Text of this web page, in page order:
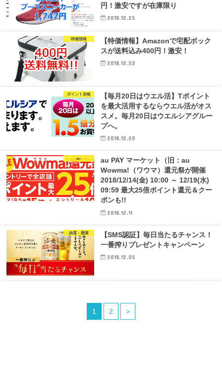
円！激安ですが在庫限り
2018.12.25
特価情報
【特価情報】Amazonで宅配ボック
スが送料込み400円！激安！
2018.12.22
ポイント攻略
【毎月20日はウエル活】Tポイント
を最大活用するならウエル活がオス
スメ。毎月20日はウエルシアグルー
プへ。
2018.12.20
au
au PAY マーケット（旧：au
Wowma!（ワウマ）還元祭が開催
2018/12/14(金) 10:00 ～ 12/19(水)
09:59 最大25倍ポイント還元＆クー
ポンも!!
2018.12.11
抽選・懸賞
【SMS認証】毎日当たるチャンス！
一番搾りプレゼントキャンペーン
2018.12.05
1 2 >